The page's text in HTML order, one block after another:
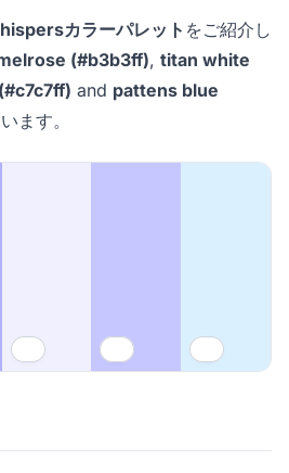
カラーパレット をご紹介し
(#b3b3ff), titan white
and pattens blue
ます。